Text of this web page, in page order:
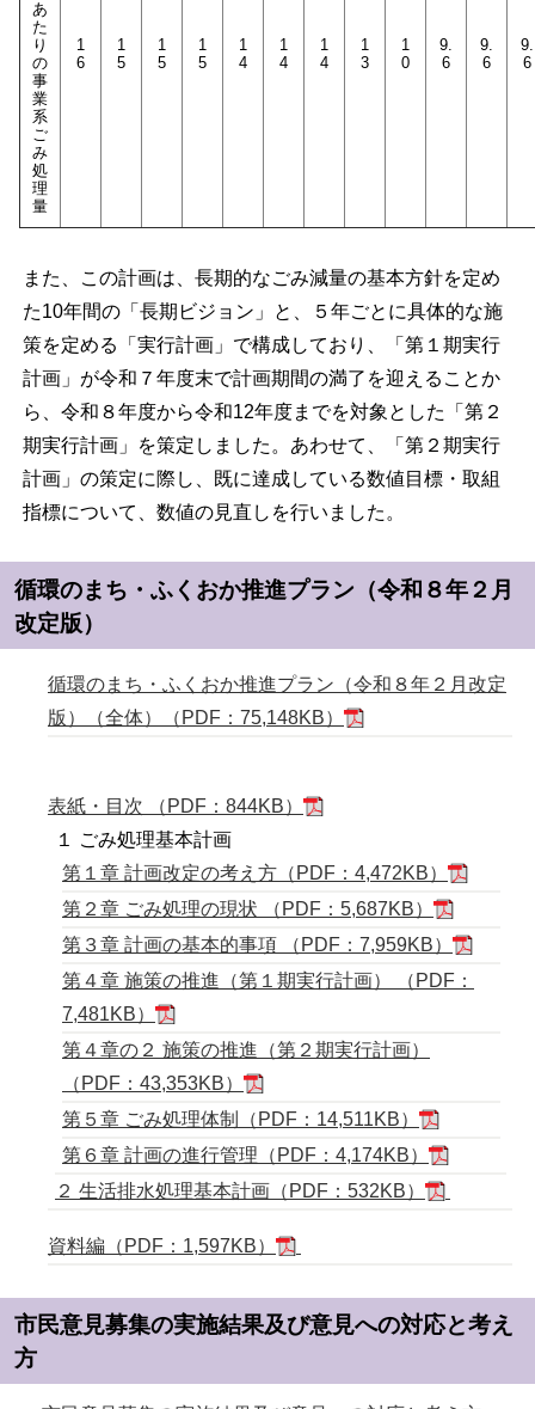
あ
た
り
の
事
業
系
ご
み
処
理
量
1
6
1
5
1
5
1
5
1
4
1
4
1
4
1
3
1
0
9.
6
9.
6
9.
6
また、この計画は、長期的なごみ減量の基本方針を定め
た10年間の「長期ビジョン」と、５年ごとに具体的な施
策を定める「実行計画」で構成しており、「第１期実行
計画」が令和７年度末で計画期間の満了を迎えることか
ら、令和８年度から令和12年度までを対象とした「第２
期実行計画」を策定しました。あわせて、「第２期実行
計画」の策定に際し、既に達成している数値目標・取組
指標について、数値の見直しを行いました。
循環のまち・ふくおか推進プラン（令和８年２月
改定版）
循環のまち・ふくおか推進プラン（令和８年２月改定
版）（全体）
（PDF：75,148KB）
表紙・目次
（PDF：844KB）
１ ごみ処理基本計画
第１章 計画改定の考え方 （PDF：4,472KB）
第２章 ごみ処理の現状
（PDF：5,687KB）
第３章 計画の基本的事項
（PDF：7,959KB）
第４章 施策の推進（第１期実行計画）
（PDF：
7,481KB）
第４章の２ 施策の推進（第２期実行計画）
（PDF：43,353KB）
第５章 ごみ処理体制
（PDF：14,511KB）
第６章 計画の進行管理（PDF：4,174KB）
２ 生活排水処理基本計画 （PDF：532KB）
資料編（PDF：1,597KB）
市民意見募集の実施結果及び意見への対応と考え
方